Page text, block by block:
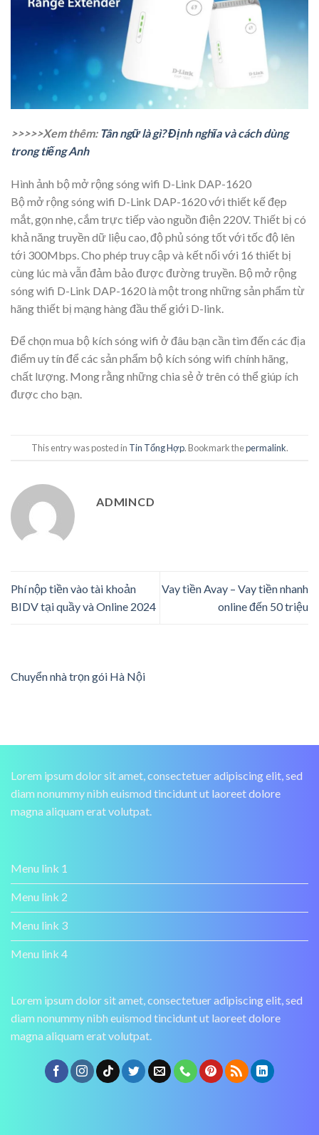
>>>>>Xem thêm: Tân ngữ là gì? Định nghĩa và cách dùng
trong tiếng Anh
Hình ảnh bộ mở rộng sóng wifi D-Link DAP-1620
Bộ mở rộng sóng wifi D-Link DAP-1620 với thiết kế đẹp
mắt, gọn nhẹ, cắm trực tiếp vào nguồn điện 220V. Thiết bị có
khả năng truyền dữ liệu cao, độ phủ sóng tốt với tốc độ lên
tới 300Mbps. Cho phép truy cập và kết nối với 16 thiết bị
cùng lúc mà vẫn đảm bảo được đường truyền. Bộ mở rộng
sóng wifi D-Link DAP-1620 là một trong những sản phẩm từ
hãng thiết bị mạng hàng đầu thế giới D-link.
Để chọn mua bộ kích sóng wifi ở đâu bạn cần tìm đến các địa
điểm uy tín để các sản phẩm bộ kích sóng wifi chính hãng,
chất lượng. Mong rằng những chia sẻ ở trên có thể giúp ích
được cho bạn.
This entry was posted in Tin Tổng Hợp. Bookmark thepermalink.
ADMINCD
Phí nộp tiền vào tài khoản
BIDV tại quầy và Online 2024
Vay tiền Avay – Vay tiền nhanh
online đến 50 triệu
Chuyển nhà trọn gói Hà Nội
Lorem ipsum dolor sit amet, consectetuer adipiscing elit, sed
diam nonummy nibh euismod tincidunt ut laoreet dolore
magna aliquam erat volutpat.
Menu link 1
Menu link 2
Menu link 3
Menu link 4
Lorem ipsum dolor sit amet, consectetuer adipiscing elit, sed
diam nonummy nibh euismod tincidunt ut laoreet dolore
magna aliquam erat volutpat.